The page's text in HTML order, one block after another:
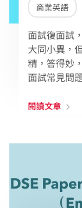
商業英語
面試復面試
大同小異，
精，答得妙
面試常見問
閱讀文章